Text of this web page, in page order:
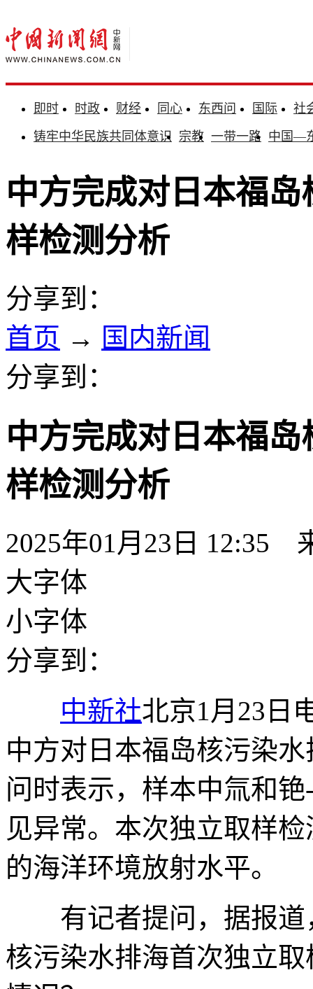
即时 时政 财经 同心 东西问 国际
社
铸牢中华民族共同体意识 宗教 一带一路 中国—
中方完成对日本福
样检测分析
分享到：
首页 → 国内新闻
分享到：
中方完成对日本福
样检测分析
2025年01月23日 12:35
大字体
小字体
分享到：
中新社北京1月23日
中方对日本福岛核污染
问时表示，样本中氚和
见异常。本次独立取样
的海洋环境放射水平。
有记者提问，据报道
核污染水排海首次独立